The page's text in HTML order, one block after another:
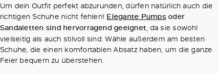
Um dein Outfit perfekt abzurunden, dürfen natürlich auch die
richtigen Schuhe nicht fehlen! Elegante Pumpsoder
Sandaletten sind hervorragend geeignet, da sie sowohl
vielseitig als auch stilvoll sind. Wähle außerdem am besten
Schuhe, die einen komfortablen Absatz haben, um die ganze
Feier bequem zu überstehen.